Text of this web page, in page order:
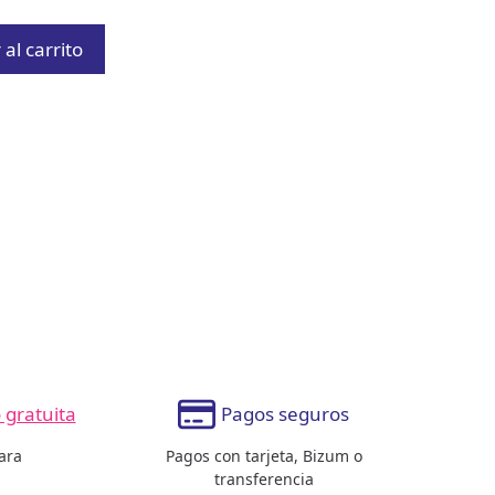
carrito
gratuita Pagos seguros
Pagos con tarjeta, Bizum o
transferencia